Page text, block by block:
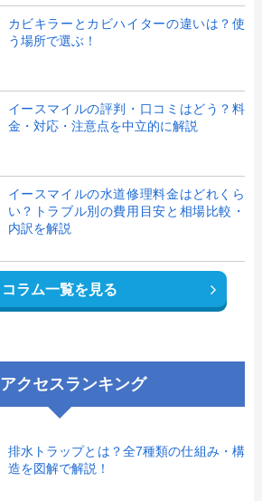
カビキラーとカビハイターの違いは？使
う場所で選ぶ！
イースマイルの評判・口コミはどう？料
金・対応・注意点を中立的に解説
イースマイルの水道修理料金はどれくら
い？トラブル別の費用目安と相場比較・
内訳を解説
コラム一覧を見る
アクセスランキング
排水トラップとは？全7種類の仕組み・構
造を図解で解説！